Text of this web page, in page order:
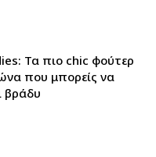
Τα πιο chic φούτερ
που μπορείς να
βράδυ